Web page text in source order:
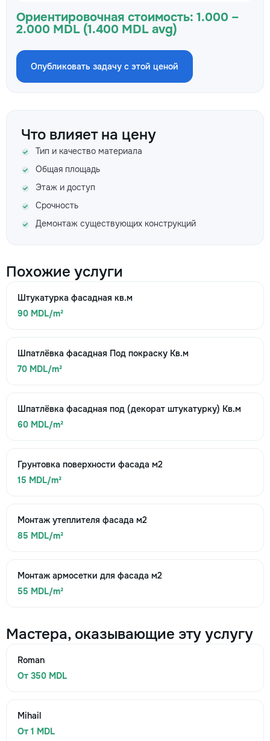
Ориентировочная стоимость: 1.000 –
2.000 MDL (1.400 MDL avg)
Опубликовать задачу с этой ценой
Что влияет на цену
Тип и качество материала
Общая площадь
Этаж и доступ
Срочность
Демонтаж существующих конструкций
Похожие услуги
Штукатурка фасадная кв.м
90 MDL/m²
Шпатлёвка фасадная Под покраску Кв.м
70 MDL/m²
Шпатлёвка фасадная под (декорат штукатурку) Кв.м
60 MDL/m²
Грунтовка поверхности фасада м2
15 MDL/m²
Монтаж утеплителя фасада м2
85 MDL/m²
Монтаж армосетки для фасада м2
55 MDL/m²
Мастера, оказывающие эту услугу
Roman
От 350 MDL
Mihail
От 1 MDL